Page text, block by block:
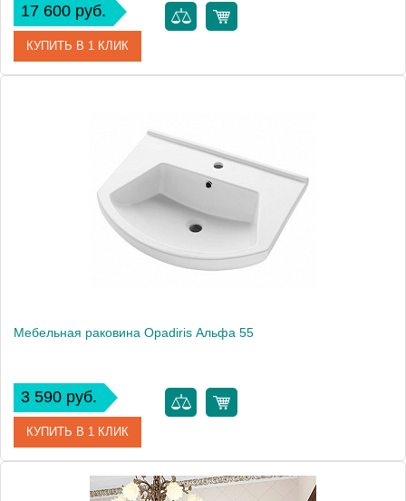
17 600 руб.
КУПИТЬ В 1 КЛИК
Мебельная раковина Opadiris Альфа 55
3 590 руб.
КУПИТЬ В 1 КЛИК